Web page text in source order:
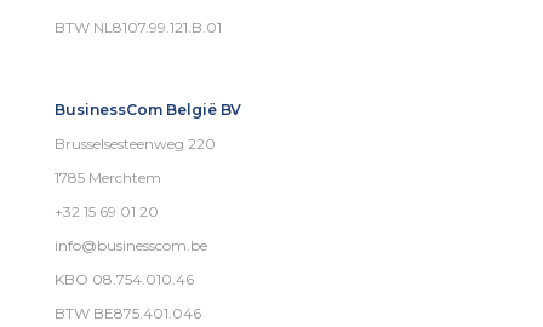
BTW NL8107.99.121.B.01
BusinessCom België BV
Brusselsesteenweg 220
1785 Merchtem
+32 15 69 01 20
info@businesscom.be
KBO 08.754.010.46
BTW BE875.401.046